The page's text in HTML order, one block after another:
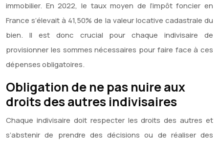
immobilier. En 2022, le taux moyen de l’impôt foncier en
France s’élevait à 41,50% de la valeur locative cadastrale du
bien. Il est donc crucial pour chaque indivisaire de
provisionner les sommes nécessaires pour faire face à ces
dépenses obligatoires.
Obligation de ne pas nuire aux
droits des autres indivisaires
Chaque indivisaire doit respecter les droits des autres et
s’abstenir de prendre des décisions ou de réaliser des